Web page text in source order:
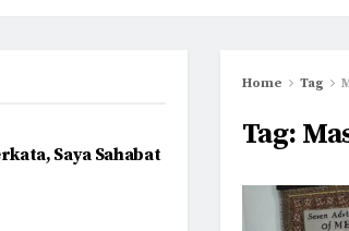
Home Tag
Tag:
Saya Sahabat